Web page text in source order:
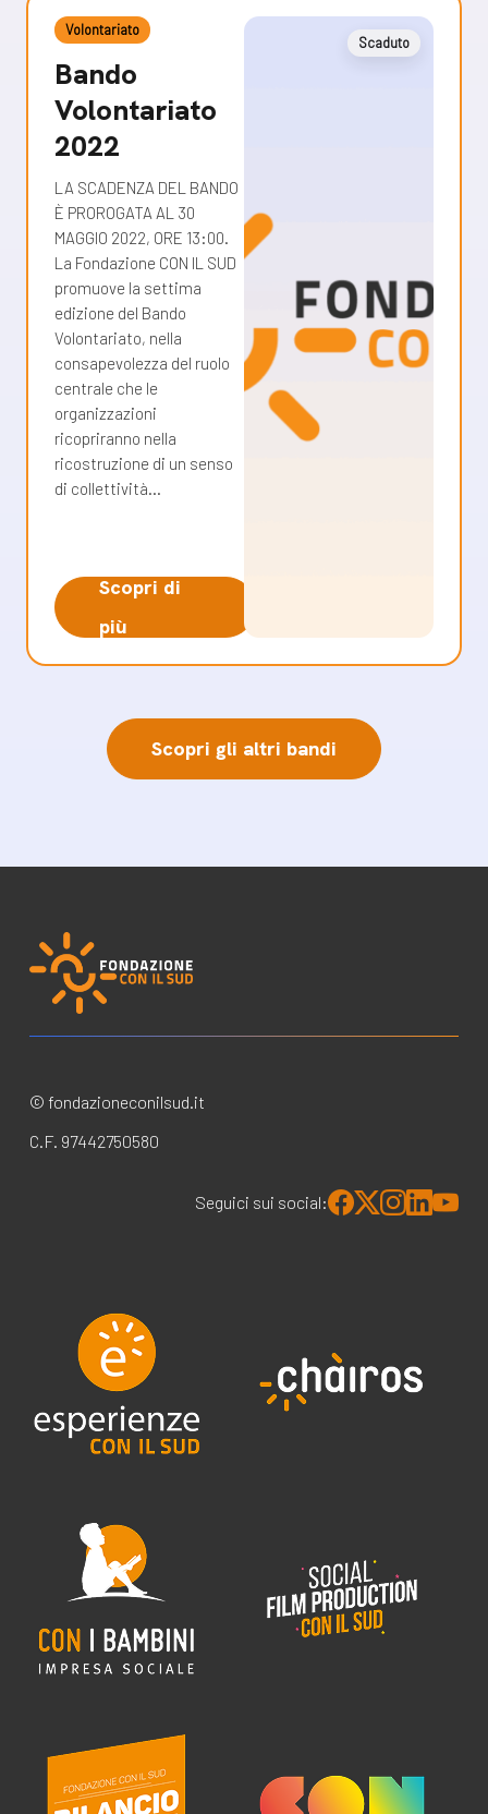
Volontariato
Bando
Volontariato
2022
LA SCADENZA DEL BANDO
È PROROGATA AL 30
MAGGIO 2022, ORE 13:00.
La Fondazione CON IL SUD
promuove la settima
edizione del Bando
Volontariato, nella
consapevolezza del ruolo
centrale che le
organizzazioni
ricopriranno nella
ricostruzione di un senso
di collettività…
Scopri di
più
Scaduto
Scopri gli altri bandi
© fondazioneconilsud.it
C.F. 97442750580
Seguici sui social: